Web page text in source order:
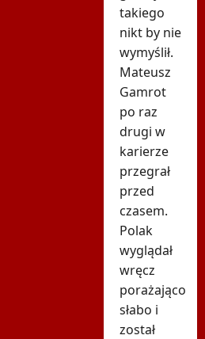
takiego
nikt by nie
wymyślił.
Mateusz
Gamrot
po raz
drugi w
karierze
przegrał
przed
czasem.
Polak
wyglądał
wręcz
porażająco
słabo i
został